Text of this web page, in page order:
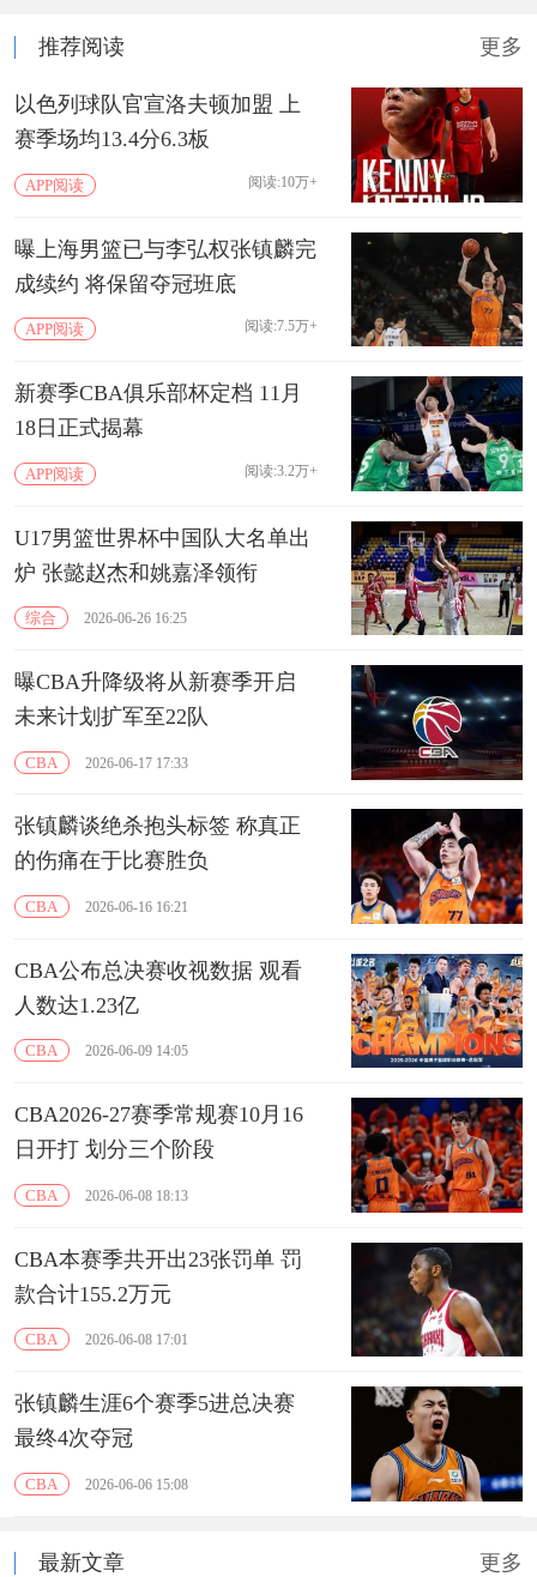
推荐阅读 更多
以色列球队官宣洛夫顿加盟 上
赛季场均13.4分6.3板
APP阅读 阅读:10万+
曝上海男篮已与李弘权张镇麟完
成续约 将保留夺冠班底
APP阅读 阅读:7.5万+
新赛季CBA俱乐部杯定档 11月
18日正式揭幕
APP阅读 阅读:3.2万+
U17男篮世界杯中国队大名单出
炉 张懿赵杰和姚嘉泽领衔
综合 2026-06-26 16:25
曝CBA升降级将从新赛季开启
未来计划扩军至22队
CBA 2026-06-17 17:33
张镇麟谈绝杀抱头标签 称真正
的伤痛在于比赛胜负
CBA 2026-06-16 16:21
CBA公布总决赛收视数据 观看
人数达1.23亿
CBA 2026-06-09 14:05
CBA2026-27赛季常规赛10月16
日开打 划分三个阶段
CBA 2026-06-08 18:13
CBA本赛季共开出23张罚单 罚
款合计155.2万元
CBA 2026-06-08 17:01
张镇麟生涯6个赛季5进总决赛
最终4次夺冠
CBA 2026-06-06 15:08
最新文章 更多